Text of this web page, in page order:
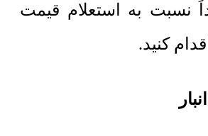
نسبت به استعلام قیمت
کنید.